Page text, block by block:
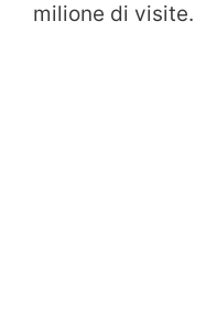
milione di visite.